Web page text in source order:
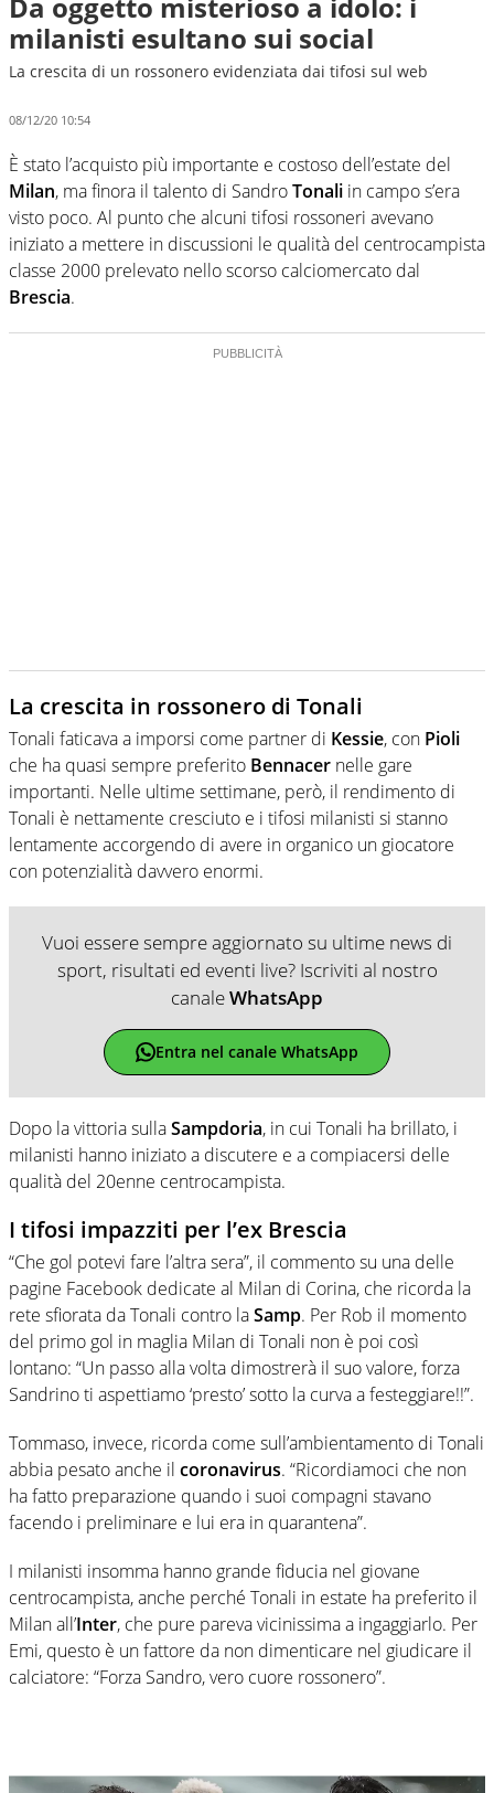
milanisti esultano sui social
La crescita di un rossonero evidenziata dai tifosi sul web
08/12/20 10:54
È stato l’acquisto più importante e costoso dell’estate del
Milan, ma finora il talento di SandroTonali in campo s’era
visto poco. Al punto che alcuni tifosi rossoneri avevano
iniziato a mettere in discussioni le qualità del centrocampista
classe 2000 prelevato nello scorso calciomercato dal
Brescia.
La crescita in rossonero di Tonali
Tonali faticava a imporsi come partner di Kessie, con Pioli
che ha quasi sempre preferito Bennacer nelle gare
importanti. Nelle ultime settimane, però, il rendimento di
Tonali è nettamente cresciuto e i tifosi milanisti si stanno
lentamente accorgendo di avere in organico un giocatore
con potenzialità davvero enormi.
Vuoi essere sempre aggiornato su ultime news di
sport, risultati ed eventi live? Iscriviti al nostro
canaleWhatsApp
Entra nel canale WhatsApp
Dopo la vittoria sullaSampdoria, in cui Tonali ha brillato, i
milanisti hanno iniziato a discutere e a compiacersi delle
qualità del 20enne centrocampista.
I tifosi impazziti per l’ex Brescia
“Che gol potevi fare l’altra sera”, il commento su una delle
pagine Facebook dedicate al Milan di Corina, che ricorda la
rete sfiorata da Tonali contro laSamp. Per Rob il momento
del primo gol in maglia Milan di Tonali non è poi così
lontano: “Un passo alla volta dimostrerà il suo valore, forza
Sandrino ti aspettiamo ‘presto’ sotto la curva a festeggiare!!”.
Tommaso, invece, ricorda come sull’ambientamento di Tonali
abbia pesato anche il coronavirus. “Ricordiamoci che non
ha fatto preparazione quando i suoi compagni stavano
facendo i preliminare e lui era in quarantena”.
I milanisti insomma hanno grande fiducia nel giovane
centrocampista, anche perché Tonali in estate ha preferito il
Milan all’Inter, che pure pareva vicinissima a ingaggiarlo. Per
Emi, questo è un fattore da non dimenticare nel giudicare il
calciatore: “Forza Sandro, vero cuore rossonero”.